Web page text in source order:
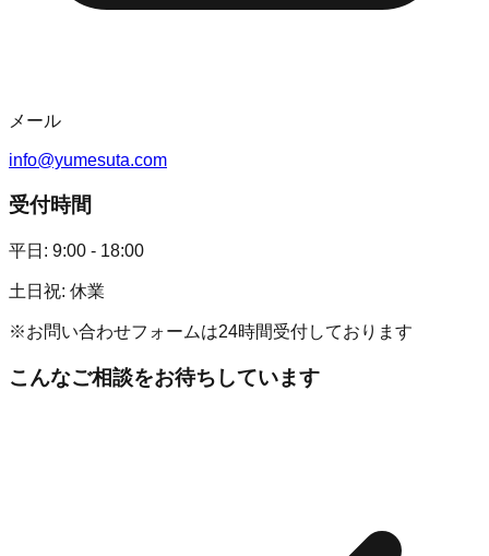
メール
info@yumesuta.com
受付時間
平日: 9:00 - 18:00
土日祝: 休業
※お問い合わせフォームは24時間受付しております
こんなご相談をお待ちしています